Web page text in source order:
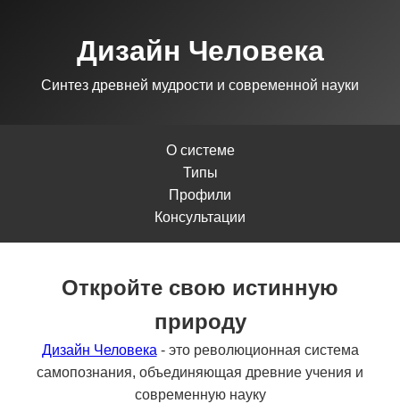
Дизайн Человека
Синтез древней мудрости и современной науки
О системе
Типы
Профили
Консультации
Откройте свою истинную
природу
Дизайн Человека - это революционная система
самопознания, объединяющая древние учения и
современную науку